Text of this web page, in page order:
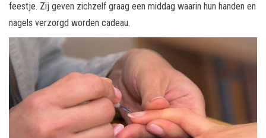
feestje. Zij geven zichzelf graag een middag waarin hun handen en
nagels verzorgd worden cadeau.